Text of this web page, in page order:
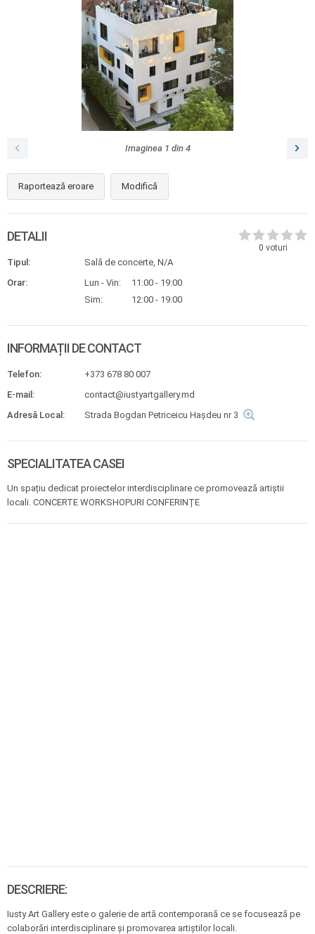
Imaginea 1 din 4
Raportează eroare Modifică
0 voturi
DETALII
Tipul:
Sală de concerte, N/A
Orar:
Lun - Vin:
11:00 - 19:00
Sim:
12:00 - 19:00
INFORMAȚII DE CONTACT
Telefon:
+373 678 80 007
E-mail:
contact@iustyartgallery.md
Adresă Local:
Strada Bogdan Petriceicu Hașdeu nr 3
SPECIALITATEA CASEI
Un spațiu dedicat proiectelor interdisciplinare ce promovează artiștii
locali. CONCERTE WORKSHOPURI CONFERINȚE
DESCRIERE:
Iusty Art Gallery este o galerie de artă contemporană ce se focusează pe
colaborări interdisciplinare și promovarea artiștilor locali.